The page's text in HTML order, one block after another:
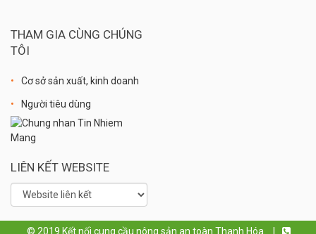
THAM GIA CÙNG CHÚNG
TÔI
Cơ sở sản xuất, kinh doanh
Người tiêu dùng
LIÊN KẾT WEBSITE
© 2019 Kết nối cung cầu nông sản an toàn Thanh Hóa.